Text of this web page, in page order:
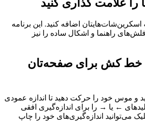
علامت گذاری کنید
اضافه کنید. این برنامه
راهنما و اشکال ساده را نیز
خط‌ کش برای صفحه‌تان
و موس خود را حرکت دهید تا اندازه عمودی
← یا → را برای اندازه‌گیری افقی
می‌توانید اندازه‌گیری‌های خود را چاپ